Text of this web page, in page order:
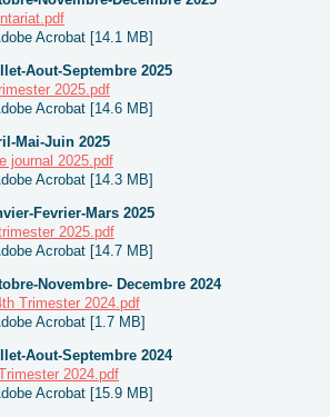
Acrobat [14.1 MB]
Aout-Septembre 2025
2025.pdf
Acrobat [14.6 MB]
Mai-Juin 2025
journal 2025.pdf
Acrobat [14.3 MB]
Fevrier-Mars 2025
2025.pdf
Acrobat [14.7 MB]
Novembre- Decembre 2024
Trimester 2024.pdf
Acrobat [1.7 MB]
Aout-Septembre 2024
2024.pdf
Acrobat [15.9 MB]